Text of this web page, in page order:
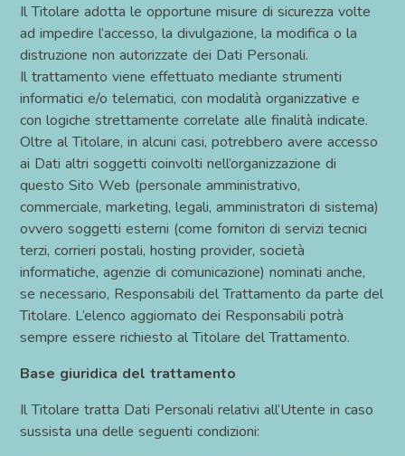
Il Titolare adotta le opportune misure di sicurezza volte
ad impedire l’accesso, la divulgazione, la modifica o la
distruzione non autorizzate dei Dati Personali.
Il trattamento viene effettuato mediante strumenti
informatici e/o telematici, con modalità organizzative e
con logiche strettamente correlate alle finalità indicate.
Oltre al Titolare, in alcuni casi, potrebbero avere accesso
ai Dati altri soggetti coinvolti nell’organizzazione di
questo Sito Web (personale amministrativo,
commerciale, marketing, legali, amministratori di sistema)
ovvero soggetti esterni (come fornitori di servizi tecnici
terzi, corrieri postali, hosting provider, società
informatiche, agenzie di comunicazione) nominati anche,
se necessario, Responsabili del Trattamento da parte del
Titolare. L’elenco aggiornato dei Responsabili potrà
sempre essere richiesto al Titolare del Trattamento.
Base giuridica del trattamento
Il Titolare tratta Dati Personali relativi all’Utente in caso
sussista una delle seguenti condizioni: